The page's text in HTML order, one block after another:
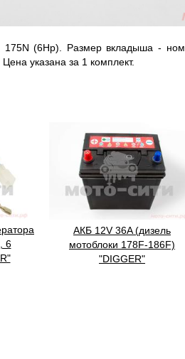
(6Hp). Размер вкладыша -
указана за 1 комплект.
6
АКБ 12V 36A (дизель
мотоблоки 178F-186F)
"DIGGER"